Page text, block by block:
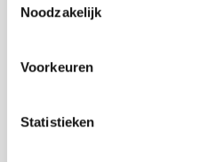
Noodzakelijk
Voorkeuren
Statistieken
2026-05-29
Vlaamse Regering
De Vlaamse Regering heeft op
projectbesluit voor de
Lees meer